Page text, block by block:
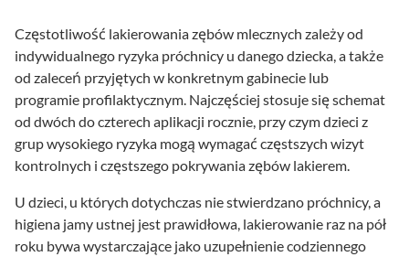
Częstotliwość lakierowania zębów mlecznych zależy od
indywidualnego ryzyka próchnicy u danego dziecka, a także
od zaleceń przyjętych w konkretnym gabinecie lub
programie profilaktycznym. Najczęściej stosuje się schemat
od dwóch do czterech aplikacji rocznie, przy czym dzieci z
grup wysokiego ryzyka mogą wymagać częstszych wizyt
kontrolnych i częstszego pokrywania zębów lakierem.
U dzieci, u których dotychczas nie stwierdzano próchnicy, a
higiena jamy ustnej jest prawidłowa, lakierowanie raz na pół
roku bywa wystarczające jako uzupełnienie codziennego